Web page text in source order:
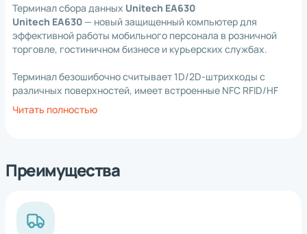
Терминал сбора данных Unitech EA630
Unitech EA630 — новый защищенный компьютер для
эффективной работы мобильного персонала в розничной
торговле, гостиничном бизнесе и курьерских службах.
Терминал безошибочно считывает 1D/2D-штрихкоды с
различных поверхностей, имеет встроенные NFC RFID/HF
считыватели и 16 Мп камеру (фронтальная камера 5 Мп
опционально). Опционально пользователь может
процессах заказчика.
Читать полностью
Преимущества